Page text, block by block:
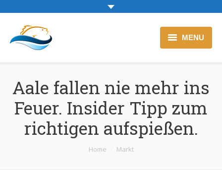
MENU
Zur Backfischtheke
Blog
Aale fallen nie mehr ins
Feuer. Insider Tipp zum
richtigen aufspießen.
Home Markt